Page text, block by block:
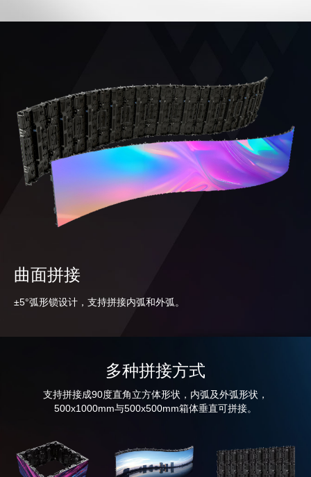
曲面拼接
±5°弧形锁设计，支持拼接内弧和外弧。
多种拼接方式
支持拼接成90度直角立方体形状，内弧及外弧形状，
500x1000mm与500x500mm箱体垂直可拼接。